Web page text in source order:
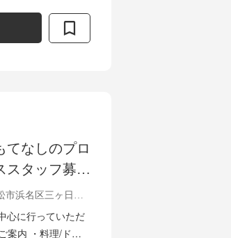
てなしのプロ
スタッフ募集
静岡県浜松市浜名区三ヶ日町佐久米1038
心に行っていただ